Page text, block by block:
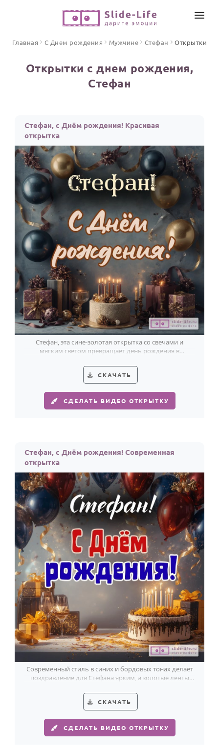
Открытки
Стихи и тексты
ПРАЗДНИКИ
С Днем рождения
Юбилей
Свадьба
Годовщина свадьбы
Календарь праздников
КОМУ
Женщине
Мужчине
Маме
Папе
Детям
Все родственники
ПЕРСОНАЛЬНЫЕ
Пожелания
ИНСТРУМЕНТЫ
ОТЗЫВЫ
Главная С Днем рождения Мужчине Стефан Открытки
Открытки с днем рождения,
Стефан
Стефан, с Днём рождения! Красивая
открытка
Стефан, эта сине-золотая открытка со свечами и
мягким светом превращает день рождения в
СКАЧАТЬ
СДЕЛАТЬ ВИДЕО ОТКРЫТКУ
Стефан, с Днём рождения! Современная
открытка
Современный стиль в синих и бордовых тонах делает
поздравление для Стефана ярким, а золотые ленты
СКАЧАТЬ
СДЕЛАТЬ ВИДЕО ОТКРЫТКУ